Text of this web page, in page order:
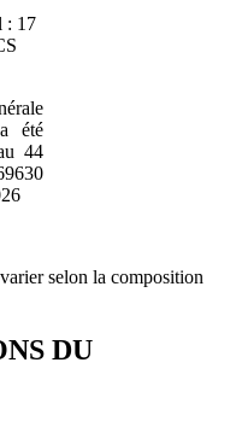
: 17
été
44
selon la composition
DU